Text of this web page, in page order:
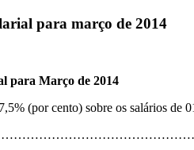
para março de 2014
para Março de 2014
(por cento) sobre os salários de